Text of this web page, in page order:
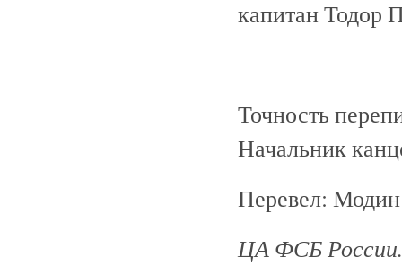
капитан Тодор
Точность
Начальник
Перевел: Модин
ЦА ФСБ